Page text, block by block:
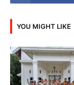
YOU MIGHT LIKE